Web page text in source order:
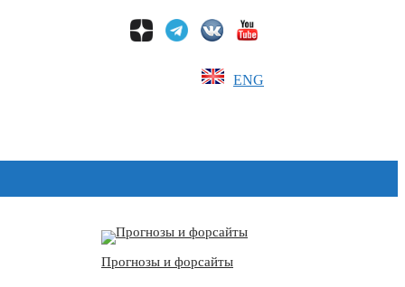
ENG
Прогнозы и форсайты